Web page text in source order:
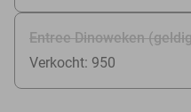
Entree Dinoweken
Verkocht: 950